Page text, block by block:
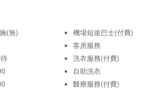
(無)
機場短途巴士(付費)
客房服務
洗衣服務(付費)
自助洗衣
醫療服務(付費)